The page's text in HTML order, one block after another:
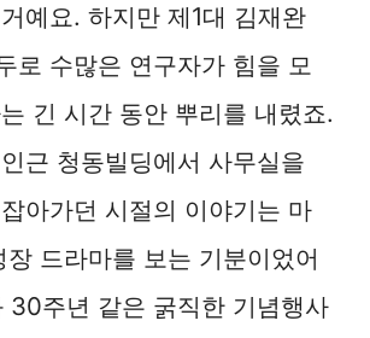
예요. 하지만 제1대 김재완
로 수많은 연구자가 힘을 모
긴 시간 동안 뿌리를 내렸죠.
근 청동빌딩에서 사무실을
아가던 시절의 이야기는 마
드라마를 보는 기분이었어
30주년 같은 굵직한 기념행사